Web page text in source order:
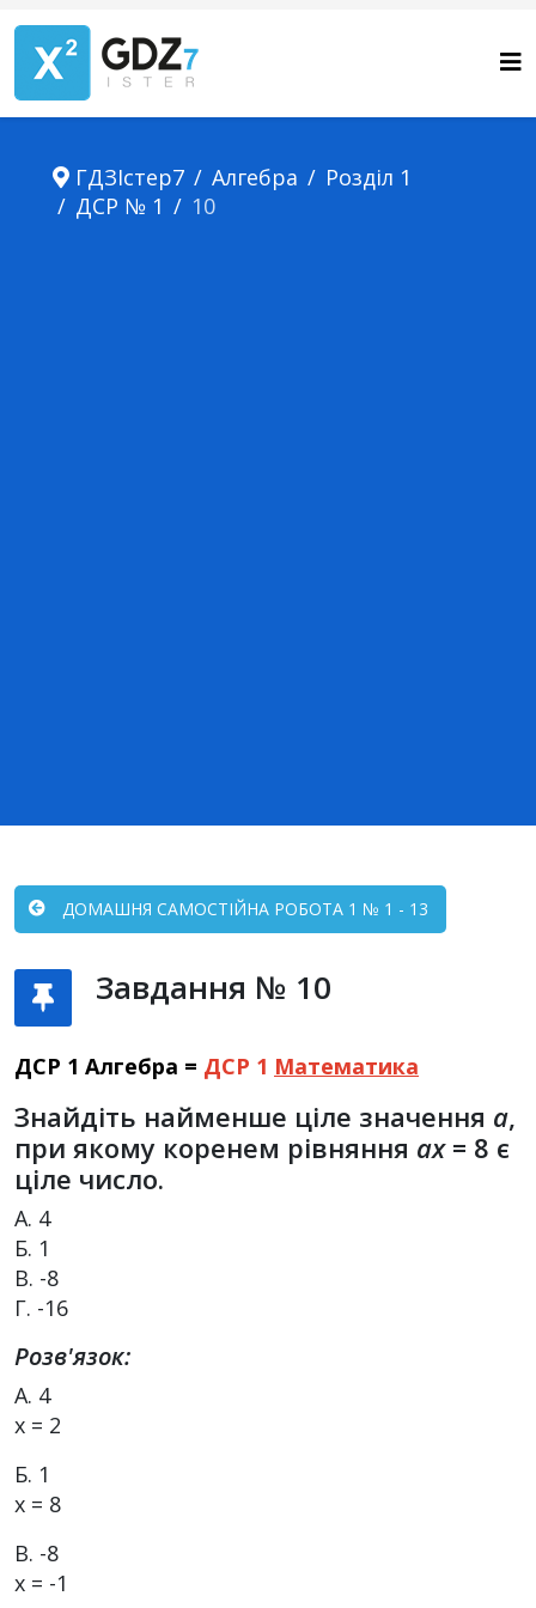
ГДЗІстер7 Алгебра
Розділ 1
ДСР № 1
10
ДОМАШНЯ САМОСТІЙНА РОБОТА 1 № 1 - 13
Завдання № 10
ДСР 1 Алгебра = ДСР 1 Математика
Знайдіть найменше ціле значення а,
при якому коренем рівняння ах= 8 є
ціле число.
А. 4
Б. 1
В. -8
Г. -16
Розв'язок:
А. 4
х = 2
Б. 1
х = 8
В. -8
х = -1